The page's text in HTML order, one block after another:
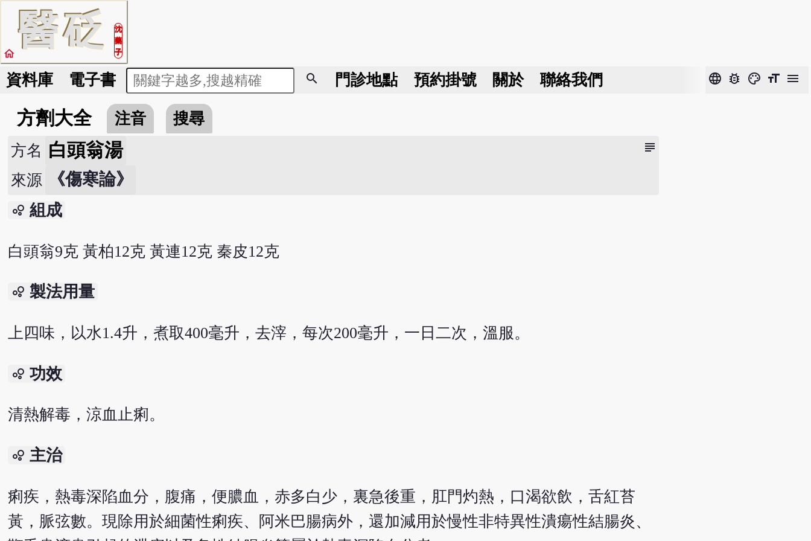
醫砭
沈
藥
子
home
資料庫 電子書 search 門診地點 預約掛號 關於 聯絡我們 language bug_report color_lens format_size menu
方劑大全 注音 搜尋
subject
方名 白頭翁湯
來源 《傷寒論》
bubble_chart 組成
白頭翁9克 黃柏12克 黃連12克 秦皮12克
bubble_chart 製法用量
上四味，以水1.4升，煮取400毫升，去滓，每次200毫升，一日二次，溫服。
bubble_chart 功效
清熱解毒，涼血止痢。
bubble_chart 主治
痢疾，熱毒深陷血分，腹痛，便膿血，赤多白少，裏急後重，肛門灼熱，口渴欲飲，舌紅苔
黃，脈弦數。現除用於細菌性痢疾、阿米巴腸病外，還加減用於慢性非特異性潰瘍性結腸炎、